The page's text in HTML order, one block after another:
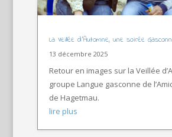
La Veillée d’Automne, une soirée
13 décembre 2025
Retour en images sur la Veillée
groupe Langue gasconne de
de Hagetmau.
lire plus